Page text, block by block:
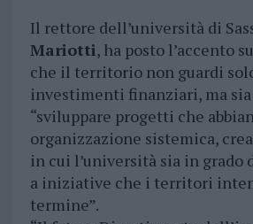
Il rettore dell’università di
Mariotti, ha posto l’accento
che il territorio non guardi
investimenti finanziari, ma sia
“sviluppare progetti che
organizzazione sistemica,
in cui l’università sia in grado
a iniziative che i territori
termine”.